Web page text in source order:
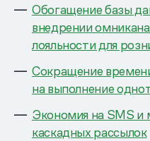
Обогащение базы
внедрении
лояльности для
Сокращение
на выполнение
Экономия на SMS и
каскадных рассылок